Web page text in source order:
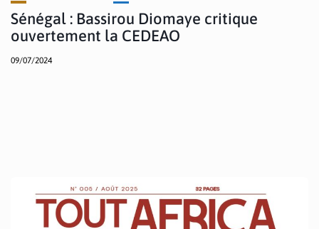
Sénégal : Bassirou Diomaye critique
ouvertement la CEDEAO
09/07/2024